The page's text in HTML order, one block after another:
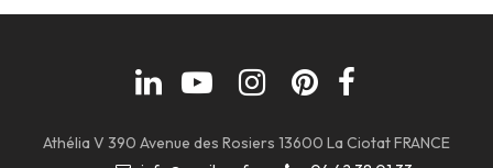
Athélia V 390 Avenue des Rosiers 13600 La Ciotat FRANCE